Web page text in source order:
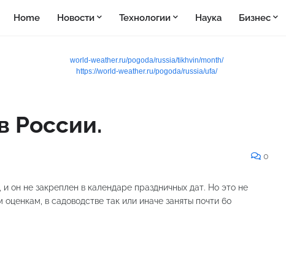
Home Новости Технологии Наука Бизнес
world-weather.ru/pogoda/russia/tikhvin/month/
https://world-weather.ru/pogoda/russia/ufa/
России.
0
он не закреплен в календаре праздничных дат. Но это не
в садоводстве так или иначе заняты почти 60